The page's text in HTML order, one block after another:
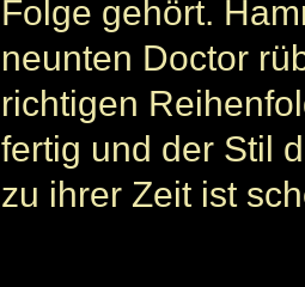
Folge gehört.
neunten Doctor
richtigen
fertig und der Stil
zu ihrer Zeit ist